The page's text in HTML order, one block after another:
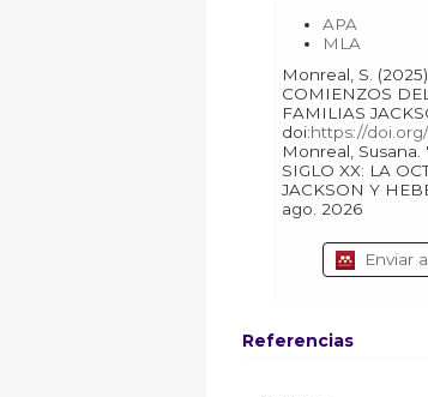
APA
MLA
Monreal, S. (2025). MISIONES EN EL CAMPO URUGUAYO A
COMIENZOS
FAMILIAS
doi:https://doi.org/
Monreal, Susana. "MISIONES EN EL CAMPO URUGUAYO A COMIENZOS DEL
SIGLO XX: LA
JACKSON Y
ago. 2026
Enviar
Referencias